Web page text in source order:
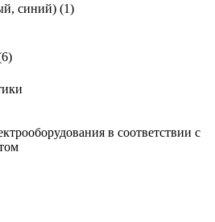
синий) (1)
6)
в соответствии с